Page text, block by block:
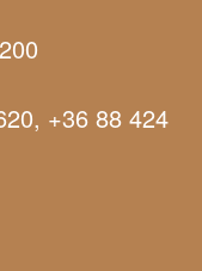
+36 88 424